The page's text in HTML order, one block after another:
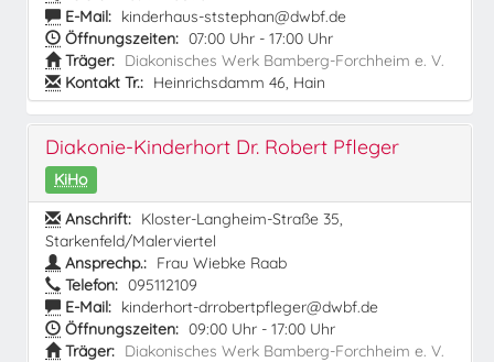
E-Mail: kinderhaus-ststephan@dwbf.de
Öffnungszeiten: 07:00 Uhr - 17:00 Uhr
Träger: Diakonisches Werk Bamberg-Forchheim e. V.
Kontakt Tr.: Heinrichsdamm 46, Hain
Diakonie-Kinderhort Dr. Robert Pfleger
KiHo
Anschrift: Kloster-Langheim-Straße 35,
Starkenfeld/Malerviertel
Ansprechp.: Frau Wiebke Raab
Telefon: 095112109
E-Mail: kinderhort-drrobertpfleger@dwbf.de
Öffnungszeiten: 09:00 Uhr - 17:00 Uhr
Träger: Diakonisches Werk Bamberg-Forchheim e. V.